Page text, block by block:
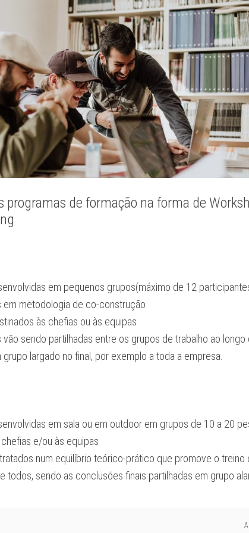
programas de formação na forma de
em pequenos grupos(máximo de 12
em metodologia de co-construção
às chefias ou às equipas
sendo partilhadas entre os grupos de trabalho ao longo
grupo largado no final, por exemplo a toda a empresa.
em sala ou em outdoor em grupos de 10 a 20
e/ou às equipas
num equilíbrio teórico-prático que promove o treino
todos, sendo as conclusões finais partilhadas em grupo